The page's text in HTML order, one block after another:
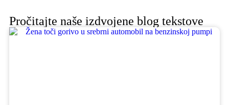
Pročitajte naše izdvojene blog tekstove